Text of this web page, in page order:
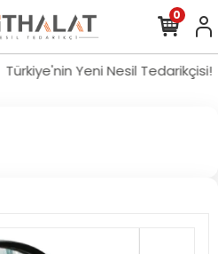
Türkiye'nin Yeni Nesil Tedarikçisi!
0